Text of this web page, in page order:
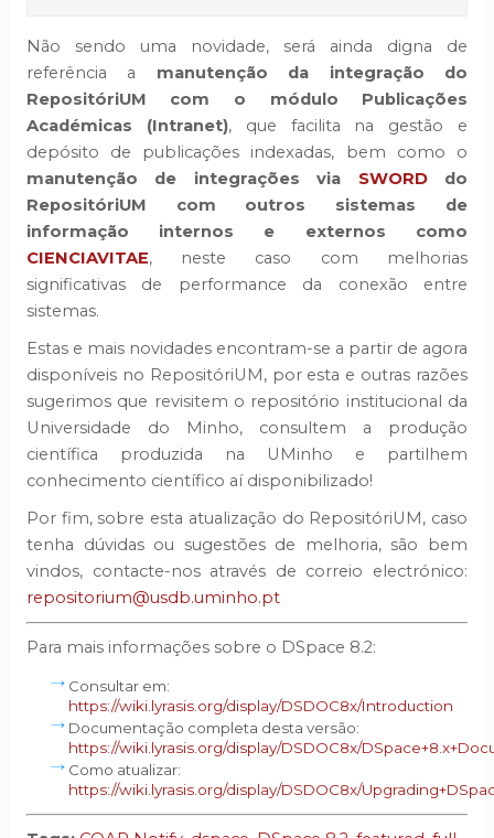
Não sendo uma novidade, será ainda digna de
referência a manutenção da integração do
RepositóriUM com o módulo Publicações
Académicas (Intranet), que facilita na gestão e
depósito de publicações indexadas, bem como o
manutenção de integrações via SWORDdo
RepositóriUM com outros sistemas de
informação internos e externos como
CIENCIAVITAE, neste caso com melhorias
significativas de performance da conexão entre
sistemas.
Estas e mais novidades encontram-se a partir de agora
disponíveis no RepositóriUM, por esta e outras razões
sugerimos que revisitem o repositório institucional da
Universidade do Minho, consultem a produção
científica produzida na UMinho e partilhem
conhecimento científico aí disponibilizado!
Por fim, sobre esta atualização do RepositóriUM, caso
tenha dúvidas ou sugestões de melhoria, são bem
vindos, contacte-nos através de correio electrónico:
repositorium@usdb.uminho.pt
Para mais informações sobre o DSpace 8.2:
Consultar em:
https://wiki.lyrasis.org/display/DSDOC8x/Introduction
Documentação completa desta versão:
https://wiki.lyrasis.org/display/DSDOC8x/
Como atualizar:
https://wiki.lyrasis.org/display/DSDOC8x/